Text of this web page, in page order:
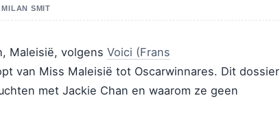
SMIT
Maleisië, volgens Voici (Frans
van Miss Maleisië tot Oscarwinnares. Dit dossier
met Jackie Chan en waarom ze geen